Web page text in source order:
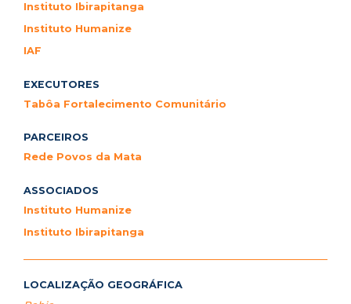
Instituto Ibirapitanga
Instituto Humanize
IAF
EXECUTORES
Tabôa Fortalecimento Comunitário
PARCEIROS
Rede Povos da Mata
ASSOCIADOS
Instituto Humanize
Instituto Ibirapitanga
LOCALIZAÇÃO GEOGRÁFICA